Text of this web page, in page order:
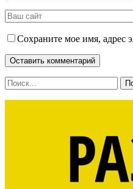
Сохраните мое имя, адрес